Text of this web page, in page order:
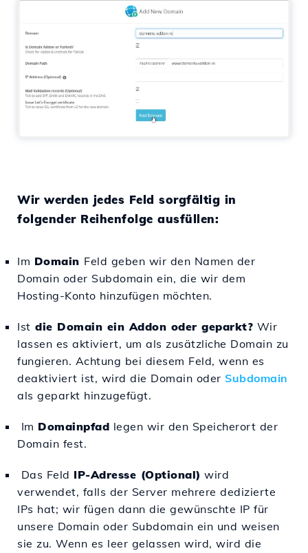
Wir werden jedes Feld sorgfältig in
folgender Reihenfolge ausfüllen:
Im Domain Feld geben wir den Namen der
Domain oder Subdomain ein, die wir dem
Hosting-Konto hinzufügen möchten.
Ist die Domain ein Addon oder geparkt? Wir
lassen es aktiviert, um als zusätzliche Domain zu
fungieren. Achtung bei diesem Feld, wenn es
deaktiviert ist, wird die Domain oder Subdomain
als geparkt hinzugefügt.
Im Domainpfad legen wir den Speicherort der
Domain fest.
Das Feld IP-Adresse (Optional) wird
verwendet, falls der Server mehrere dedizierte
IPs hat; wir fügen dann die gewünschte IP für
unsere Domain oder Subdomain ein und weisen
sie zu. Wenn es leer gelassen wird, wird die